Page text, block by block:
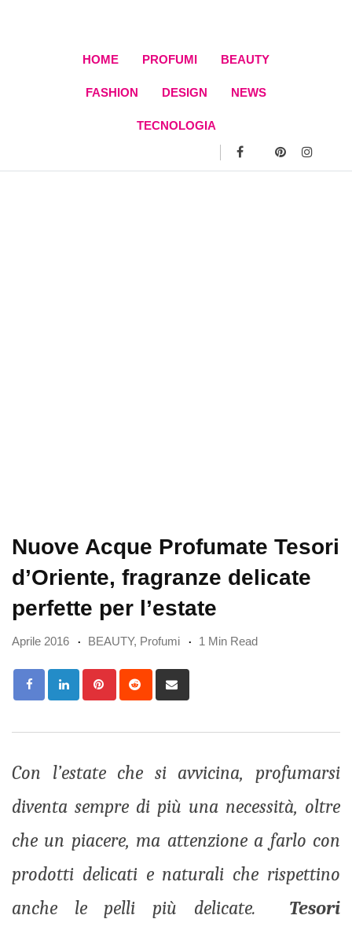
HOME PROFUMI BEAUTY
FASHION DESIGN NEWS
TECNOLOGIA
Nuove Acque Profumate Tesori
d’Oriente, fragranze delicate
perfette per l’estate
Aprile 2016 BEAUTY, Profumi 1 Min Read
PinterestReddit
via
Con l’estate che si avvicina, profumarsi
diventa sempre di più una necessità, oltre
che un piacere, ma attenzione a farlo con
prodotti delicati e naturali che rispettino
anche le pelli più delicate. Tesori